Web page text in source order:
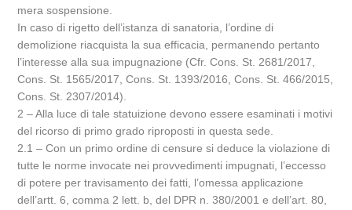
mera sospensione.
In caso di rigetto dell’istanza di sanatoria, l’ordine di
demolizione riacquista la sua efficacia, permanendo pertanto
l’interesse alla sua impugnazione (Cfr. Cons. St. 2681/2017,
Cons. St. 1565/2017, Cons. St. 1393/2016, Cons. St. 466/2015,
Cons. St. 2307/2014).
2 – Alla luce di tale statuizione devono essere esaminati i motivi
del ricorso di primo grado riproposti in questa sede.
2.1 – Con un primo ordine di censure si deduce la violazione di
tutte le norme invocate nei provvedimenti impugnati, l’eccesso
di potere per travisamento dei fatti, l’omessa applicazione
dell’artt. 6, comma 2 lett. b, del DPR n. 380/2001 e dell’art. 80,